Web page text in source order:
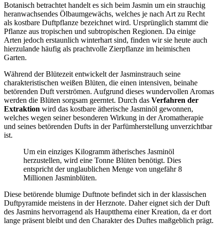
Botanisch betrachtet handelt es sich beim Jasmin um ein strauchig
heranwachsendes Ölbaumgewächs, welches je nach Art zu Recht
als kostbare Duftpflanze bezeichnet wird. Ursprünglich stammt die
Pflanze aus tropischen und subtropischen Regionen. Da einige
Arten jedoch erstaunlich winterhart sind, finden wir sie heute auch
hierzulande häufig als prachtvolle Zierpflanze im heimischen
Garten.
Während der Blütezeit entwickelt der Jasminstrauch seine
charakteristischen weißen Blüten, die einen intensiven, beinahe
betörenden Duft verströmen. Aufgrund dieses wundervollen Aromas
werden die Blüten sorgsam geerntet. Durch das Verfahren der
Extraktion wird das kostbare ätherische Jasminöl gewonnen,
welches wegen seiner besonderen Wirkung in der Aromatherapie
und seines betörenden Dufts in der Parfümherstellung unverzichtbar
ist.
Um ein einziges Kilogramm ätherisches Jasminöl
herzustellen, wird eine Tonne Blüten benötigt. Dies
entspricht der unglaublichen Menge von ungefähr 8
Millionen Jasminblüten.
Diese betörende blumige Duftnote befindet sich in der klassischen
Duftpyramide meistens in der Herznote. Daher eignet sich der Duft
des Jasmins hervorragend als Hauptthema einer Kreation, da er dort
lange präsent bleibt und den Charakter des Duftes maßgeblich prägt.